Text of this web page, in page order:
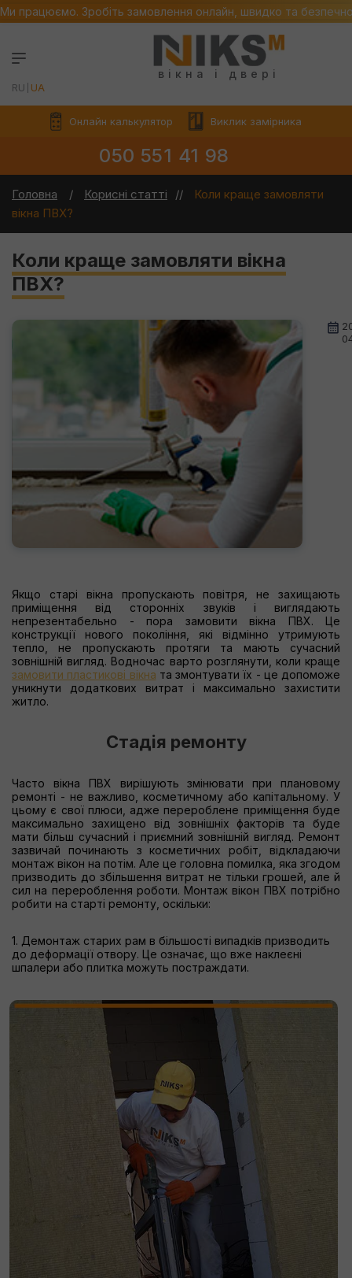
Ми працюємо. Зробіть замовлення онлайн, швидко та
вікна і двері
RU UA
Онлайн калькулятор Виклик замірника
050 551 41 98
Головна Корисні статті
Коли краще замовляти
вікна ПВХ?
Коли краще замовляти вікна
ПВХ?
Якщо старі вікна пропускають повітря, не захищають
приміщення від сторонніх звуків і виглядають
непрезентабельно - пора замовити вікна ПВХ. Це
конструкції нового покоління, які відмінно утримують
тепло, не пропускають протяги та мають сучасний
зовнішній вигляд. Водночас варто розглянути, коли краще
замовити пластикові вікна та змонтувати їх - це допоможе
уникнути додаткових витрат і максимально захистити
житло.
Стадія ремонту
Часто вікна ПВХ вирішують змінювати при плановому
ремонті - не важливо, косметичному або капітальному. У
цьому є свої плюси, адже перероблене приміщення буде
максимально захищено від зовнішніх факторів та буде
мати більш сучасний і приємний зовнішній вигляд. Ремонт
зазвичай починають з косметичних робіт, відкладаючи
монтаж вікон на потім. Але це головна помилка, яка згодом
призводить до збільшення витрат не тільки грошей, але й
сил на перероблення роботи. Монтаж вікон ПВХ потрібно
робити на старті ремонту, оскільки:
1. Демонтаж старих рам в більшості випадків призводить
до деформації отвору. Це означає, що вже наклеєні
шпалери або плитка можуть постраждати.